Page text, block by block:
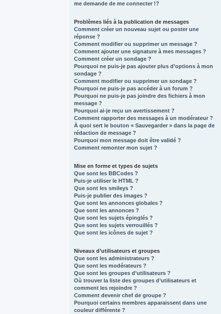
me demande de me connecter !?
Problèmes liés à la publication de messages
Comment créer un nouveau sujet ou poster une
réponse ?
Comment modifier ou supprimer un message ?
Comment ajouter une signature à mes messages ?
Comment créer un sondage ?
Pourquoi ne puis-je pas ajouter plus d’options à mon
sondage ?
Comment modifier ou supprimer un sondage ?
Pourquoi ne puis-je pas accéder à un forum ?
Pourquoi ne puis-je pas joindre des fichiers à mon
message ?
Pourquoi ai-je reçu un avertissement ?
Comment rapporter des messages à un modérateur ?
À quoi sert le bouton « Sauvegarder » dans la page de
rédaction de message ?
Pourquoi mon message doit être validé ?
Comment remonter mon sujet ?
Mise en forme et types de sujets
Que sont les BBCodes ?
Puis-je utiliser le HTML ?
Que sont les smileys ?
Puis-je publier des images ?
Que sont les annonces globales ?
Que sont les annonces ?
Que sont les sujets épinglés ?
Que sont les sujets verrouillés ?
Que sont les icônes de sujet ?
Niveaux d’utilisateurs et groupes
Que sont les administrateurs ?
Que sont les modérateurs ?
Que sont les groupes d’utilisateurs ?
Où trouver la liste des groupes d’utilisateurs et
comment les rejoindre ?
Comment devenir chef de groupe ?
Pourquoi certains membres apparaissent dans une
couleur différente ?